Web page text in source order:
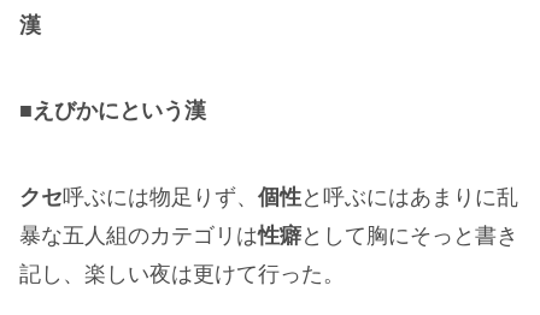
漢
■ えびかにという漢
クセ呼ぶには物足りず、 個性と呼ぶにはあまりに乱
暴な五人組のカテゴリは性癖として胸にそっと書き
記し、楽しい夜は更けて行った。